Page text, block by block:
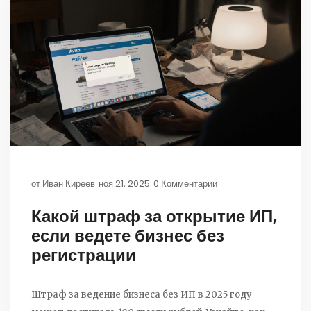
от Иван Киреев ноя 21, 2025 0 Комментарии
Какой штраф за открытие ИП,
если ведете бизнес без
регистрации
Штраф за ведение бизнеса без ИП в 2025 году